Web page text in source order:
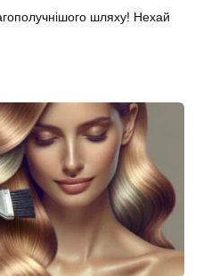
шляху! Нехай